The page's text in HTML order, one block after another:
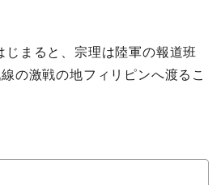
じまると、宗理は陸軍の報道班
の激戦の地フィリピンへ渡るこ